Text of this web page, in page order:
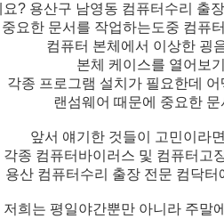
? 용산구 남영동 컴퓨터수리 출
중요한 문서를 작업하는도중 컴퓨
컴퓨터 본체에서 이상한 굉
본체 케이스를 열어보
각종 프로그램 설치가 필요한데
랜섬웨어 때문에 중요한
앞서 얘기한 것들이 고민이라
각종 컴퓨터바이러스 및 컴퓨터고
용산 컴퓨터수리 출장 전문 컴닥
저희는 평일야간뿐만 아니라 주말